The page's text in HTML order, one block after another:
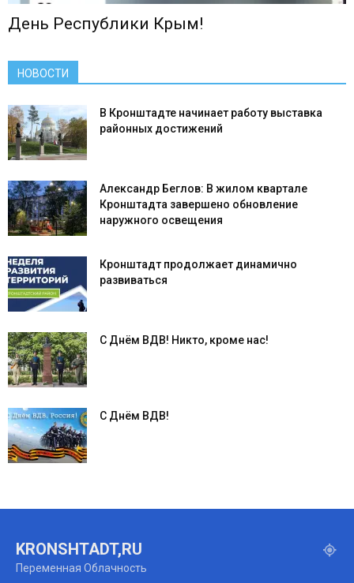
День Республики Крым!
НОВОСТИ
В Кронштадте начинает работу выставка
районных достижений
Александр Беглов: В жилом квартале
Кронштадта завершено обновление
наружного освещения
Кронштадт продолжает динамично
развиваться
С Днём ВДВ! Никто, кроме нас!
С Днём ВДВ!
KRONSHTADT,RU
Переменная Облачность